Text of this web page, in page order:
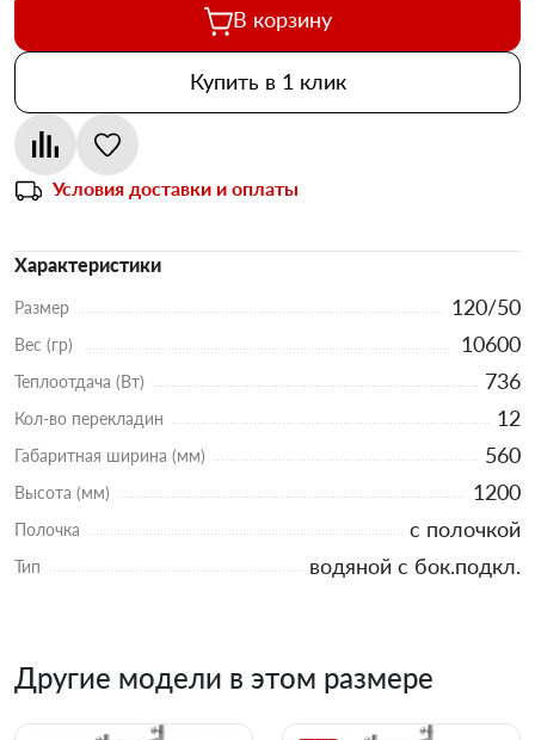
В корзину
Купить в 1 клик
Условия доставки и оплаты
Характеристики
Размер 120/50
Вес (гр) 10600
Теплоотдача (Вт) 736
Кол-во перекладин 12
Габаритная ширина (мм) 560
Высота (мм) 1200
Полочка с полочкой
Тип водяной с бок.подкл.
Другие модели в этом размере